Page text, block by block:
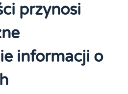
przynosi
informacji o